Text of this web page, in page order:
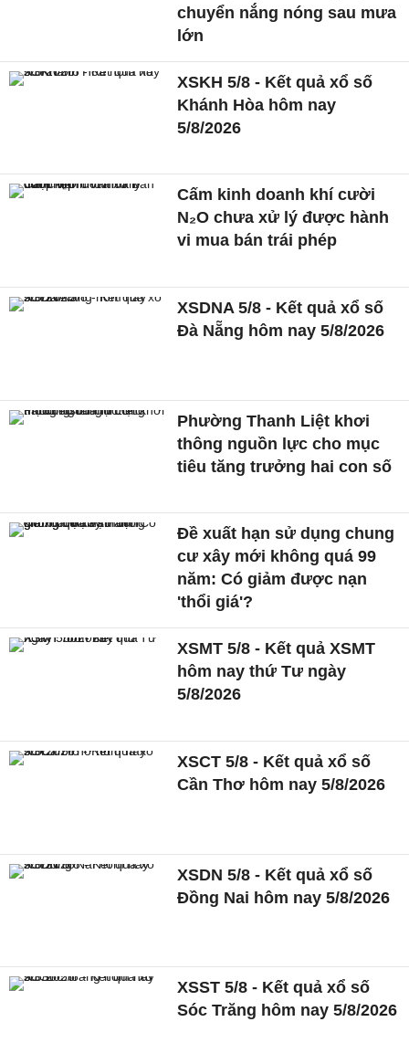
chuyển nắng nóng sau mưa
lớn
XSKH 5/8 - Kết quả xổ số
Khánh Hòa hôm nay
5/8/2026
Cấm kinh doanh khí cười
N₂O chưa xử lý được hành
vi mua bán trái phép
XSDNA 5/8 - Kết quả xổ số
Đà Nẵng hôm nay 5/8/2026
Phường Thanh Liệt khơi
thông nguồn lực cho mục
tiêu tăng trưởng hai con số
Đề xuất hạn sử dụng chung
cư xây mới không quá 99
năm: Có giảm được nạn
'thổi giá'?
XSMT 5/8 - Kết quả XSMT
hôm nay thứ Tư ngày
5/8/2026
XSCT 5/8 - Kết quả xổ số
Cần Thơ hôm nay 5/8/2026
XSDN 5/8 - Kết quả xổ số
Đồng Nai hôm nay 5/8/2026
XSST 5/8 - Kết quả xổ số
Sóc Trăng hôm nay 5/8/2026